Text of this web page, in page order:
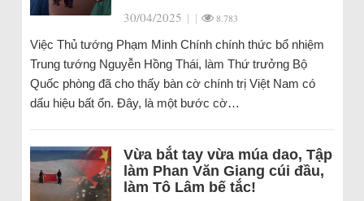
30/04/2025 | | 8.783
Việc Thủ tướng Phạm Minh Chính chính thức bổ nhiệm
Trung tướng Nguyễn Hồng Thái, làm Thứ trưởng Bộ
Quốc phòng đã cho thấy bàn cờ chính trị Việt Nam có
dấu hiệu bất ổn. Đây, là một bước cờ…
Vừa bắt tay vừa múa dao, Tập
làm Phan Văn Giang cúi đầu,
làm Tô Lâm bế tắc!